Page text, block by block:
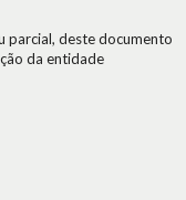
parcial, deste documento
da entidade